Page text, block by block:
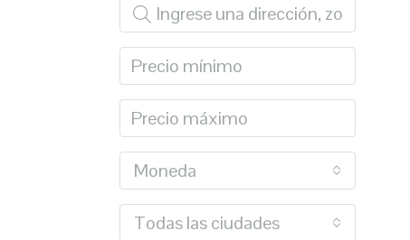
Moneda
Todas las ciudades